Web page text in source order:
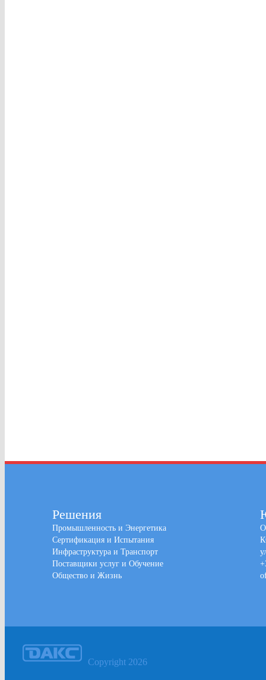
Решения
Промышленность и Энергетика
Сертификация и Испытания
Инфраструктура и Транспорт
Поставщики услуг и Обучение
Общество и Жизнь
Copyright 2026